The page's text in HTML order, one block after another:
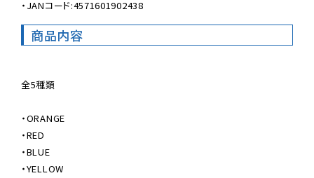
・JANコード:4571601902438
商品内容
全5種類
・ORANGE
・RED
・BLUE
・YELLOW